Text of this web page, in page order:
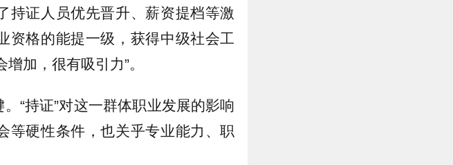
持证人员优先晋升、薪资提档等激
资格的能提一级，获得中级社会工
加，很有吸引力”。
“持证”对这一群体职业发展的影响
等硬性条件，也关乎专业能力、职